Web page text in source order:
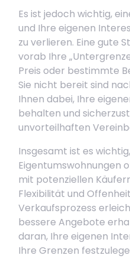
Es ist jedoch wichtig,
und Ihre eigenen
zu verlieren. Eine gute
vorab Ihre
Preis oder bestimmte
Sie nicht bereit sind
Ihnen dabei, Ihre
behalten und
unvorteilhaften
Insgesamt ist es
Eigentumswohnungen
mit potenziellen
Flexibilität und
Verkaufsprozess
bessere Angebote
daran, Ihre eigenen
Ihre Grenzen